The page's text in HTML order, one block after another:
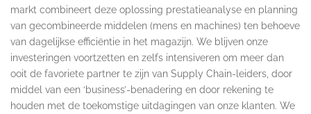
markt combineert deze oplossing prestatieanalyse en planning
van gecombineerde middelen (mens en machines) ten behoeve
van dagelijkse efficiëntie in het magazijn. We blijven onze
investeringen voortzetten en zelfs intensiveren om meer dan
ooit de favoriete partner te zijn van Supply Chain-leiders, door
middel van een ‘business’-benadering en door rekening te
houden met de toekomstige uitdagingen van onze klanten. We